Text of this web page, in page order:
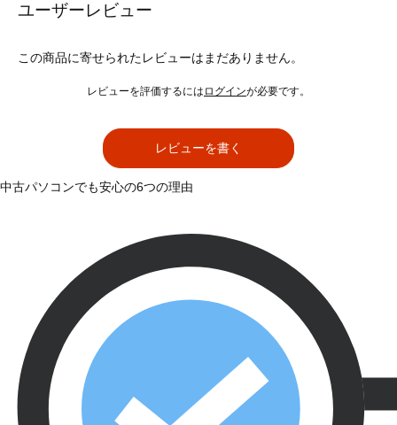
ユーザーレビュー
この商品に寄せられたレビューはまだありません。
レビューを評価するには ログインが必要です。
レビューを書く
中古パソコンでも安心の6つの理由